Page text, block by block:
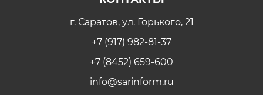
г. Саратов, ул. Горького, 21
+7 (917) 982-81-37
+7 (8452) 659-600
info@sarinform.ru